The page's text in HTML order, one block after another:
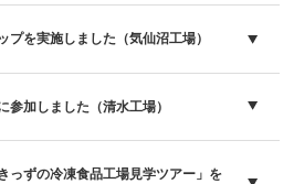
プを実施しました（気仙沼工場）
参加しました（清水工場）
っずの冷凍食品工場見学ツアー」を